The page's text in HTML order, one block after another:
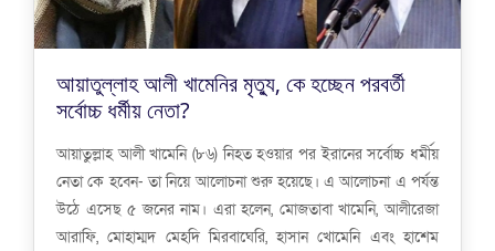
আয়াতুল্লাহ আলী খামেনির মৃত্যু, কে হচ্ছেন পরবর্তী
সর্বোচ্চ ধর্মীয় নেতা?
আয়াতুল্লাহ আলী খামেনি (৮৬) নিহত হওয়ার পর ইরানের সর্বোচ্চ ধর্মীয়
নেতা কে হবেন- তা নিয়ে আলোচনা শুরু হয়েছে। এ আলোচনা এ পর্যন্ত
উঠে এসেছ ৫ জনের নাম। এরা হলেন, মোজতাবা খামেনি, আলীরেজা
আরাফি, মোহাম্মদ মেহদি মিরবাঘেরি, হাসান খোমেনি এবং হাশেম